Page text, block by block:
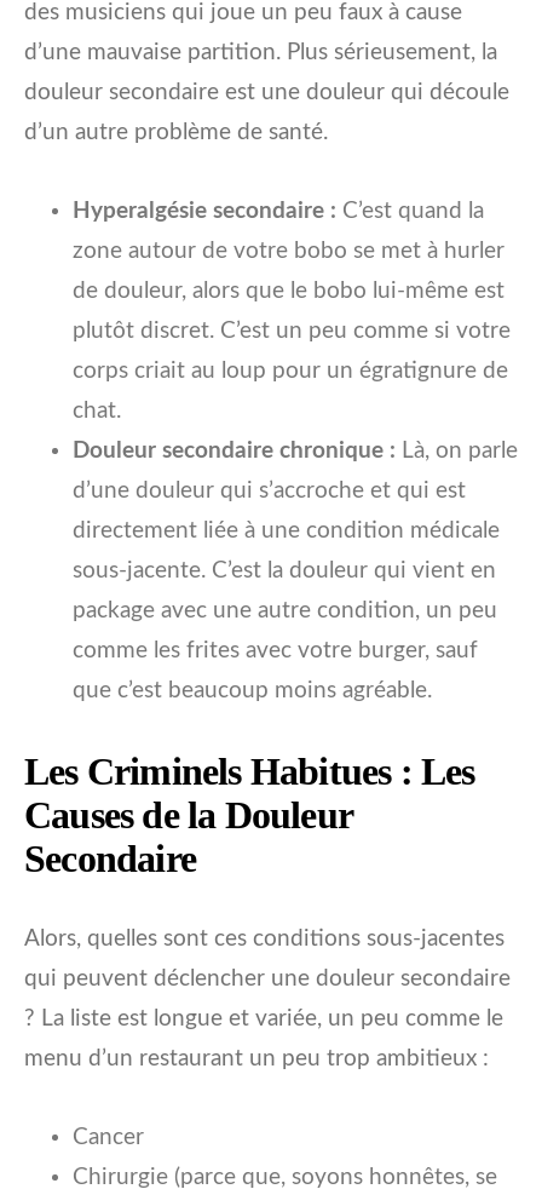
des musiciens qui joue un peu faux à cause
d’une mauvaise partition. Plus sérieusement, la
douleur secondaire est une douleur qui découle
d’un autre problème de santé.
Hyperalgésie secondaire : C’est quand la
zone autour de votre bobo se met à hurler
de douleur, alors que le bobo lui-même est
plutôt discret. C’est un peu comme si votre
corps criait au loup pour un égratignure de
chat.
Douleur secondaire chronique : Là, on parle
d’une douleur qui s’accroche et qui est
directement liée à une condition médicale
sous-jacente. C’est la douleur qui vient en
package avec une autre condition, un peu
comme les frites avec votre burger, sauf
que c’est beaucoup moins agréable.
Les Criminels Habitues : Les
Causes de la Douleur
Secondaire
Alors, quelles sont ces conditions sous-jacentes
qui peuvent déclencher une douleur secondaire
? La liste est longue et variée, un peu comme le
menu d’un restaurant un peu trop ambitieux :
Cancer
Chirurgie (parce que, soyons honnêtes, se